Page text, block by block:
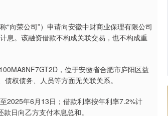
向荣公司”）申请向安徽中财商业保理有限公司
息。该融资借款不构成关联交易，也不构成重
，位于安徽省合肥市庐阳区益
权债务、人员等方面无关联关系。
2025年6月13日；借款利率按年利率7.2%计
日向乙方支付本息总和。